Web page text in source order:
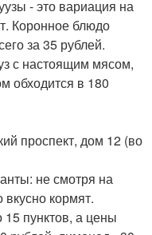
- это вариация на
Коронное блюдо
за 35 рублей.
с настоящим мясом,
обходится в 180
проспект, дом 12 (во
не смотря на
кормят.
пунктов, а цены